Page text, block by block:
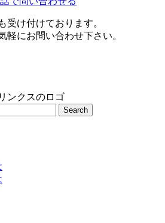
受け付けております。
軽にお問い合わせ下さい。
Search